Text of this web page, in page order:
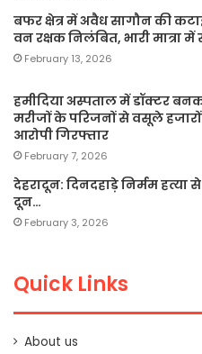
बफर क्षेत्र में अवैध सागौन की
वन रक्षक निलंबित, भारी मात्रा
February 13, 2026
हमीदिया अस्पताल में डॉक्टर
मरीजों के परिजनों से वसूले
आरोपी गिरफ्तार
February 7, 2026
देहरादून: दिनदहाड़े निर्मम हत्या
दून…
February 3, 2026
Quick Links
About us